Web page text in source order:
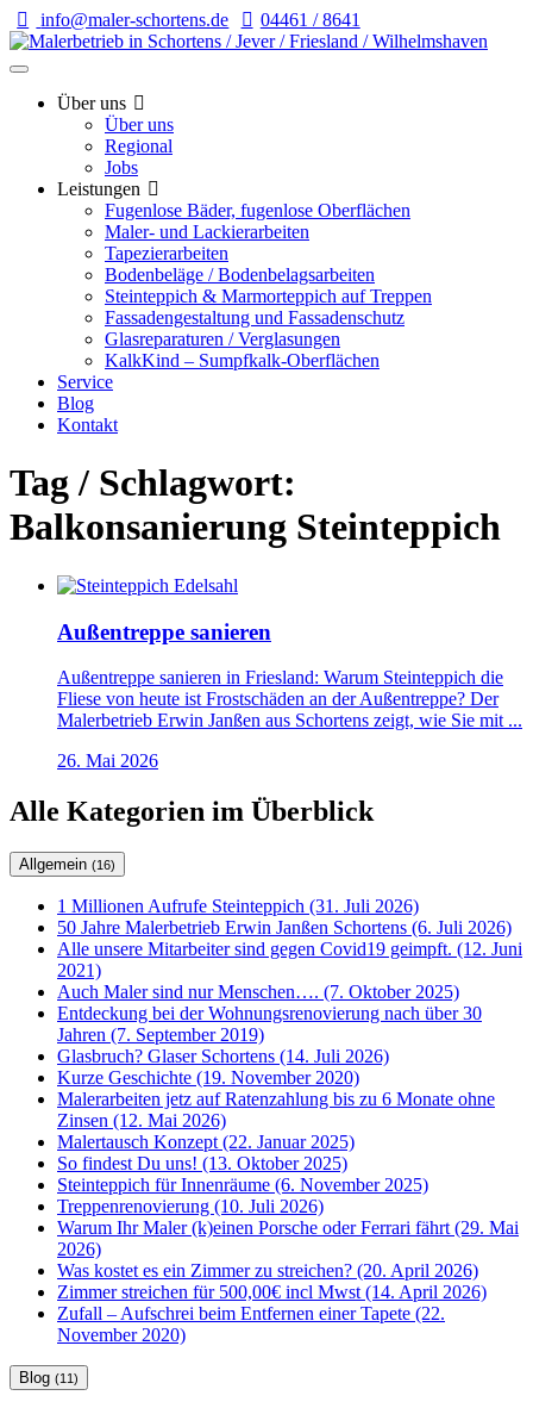
info@maler-schortens.de 04461 / 8641
Über uns
Über uns
Regional
Jobs
Leistungen
Fugenlose Bäder, fugenlose Oberflächen
Maler- und Lackierarbeiten
Tapezierarbeiten
Bodenbeläge / Bodenbelagsarbeiten
Steinteppich & Marmorteppich auf Treppen
Fassadengestaltung und Fassadenschutz
Glasreparaturen / Verglasungen
KalkKind – Sumpfkalk-Oberflächen
Service
Blog
Kontakt
Tag / Schlagwort:
Balkonsanierung Steinteppich
Außentreppe sanieren
Außentreppe sanieren in Friesland: Warum Steinteppich die
Fliese von heute ist Frostschäden an der Außentreppe? Der
Malerbetrieb Erwin Janßen aus Schortens zeigt, wie Sie mit ...
26. Mai 2026
Alle Kategorien im Überblick
Allgemein (16)
1 Millionen Aufrufe Steinteppich (31. Juli 2026)
50 Jahre Malerbetrieb Erwin Janßen Schortens (6. Juli 2026)
Alle unsere Mitarbeiter sind gegen Covid19 geimpft. (12. Juni
2021)
Auch Maler sind nur Menschen…. (7. Oktober 2025)
Entdeckung bei der Wohnungsrenovierung nach über 30
Jahren (7. September 2019)
Glasbruch? Glaser Schortens (14. Juli 2026)
Kurze Geschichte (19. November 2020)
Malerarbeiten jetz auf Ratenzahlung bis zu 6 Monate ohne
Zinsen (12. Mai 2026)
Malertausch Konzept (22. Januar 2025)
So findest Du uns! (13. Oktober 2025)
Steinteppich für Innenräume (6. November 2025)
Treppenrenovierung (10. Juli 2026)
Warum Ihr Maler (k)einen Porsche oder Ferrari fährt (29. Mai
2026)
Was kostet es ein Zimmer zu streichen? (20. April 2026)
Zimmer streichen für 500,00€ incl Mwst (14. April 2026)
Zufall – Aufschrei beim Entfernen einer Tapete (22.
November 2020)
Blog (11)